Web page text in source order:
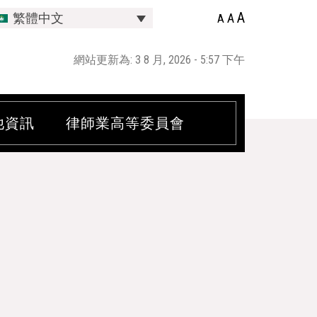
繁體中文 A AA
網站更新為: 3 8 月, 2026 - 5:57 下午
資訊 律師業高等委員會